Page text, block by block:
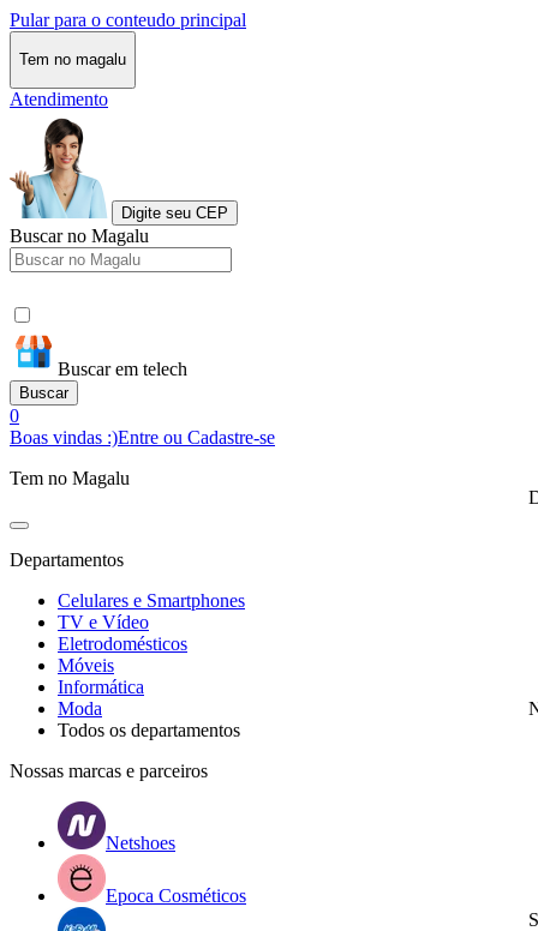
Pular para o conteudo principal
Tem no magalu
Atendimento
Digite seu CEP
Buscar no Magalu
Buscar em telech
Buscar
0
Boas vindas :)Entre ou Cadastre-se
Tem no Magalu
Departamentos
Celulares e Smartphones
TV e Vídeo
Eletrodomésticos
Móveis
Informática
Moda
Todos os departamentos
Nossas marcas e parceiros
Netshoes
Epoca Cosméticos